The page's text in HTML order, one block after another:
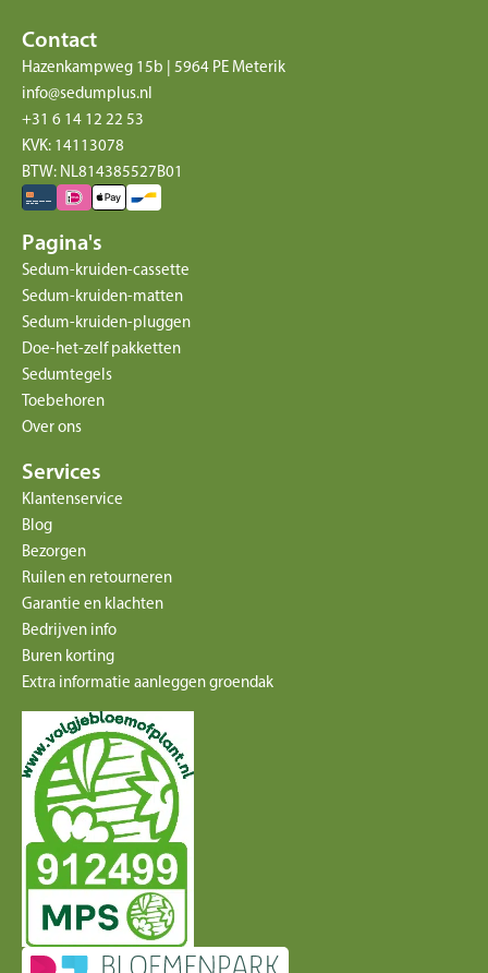
Contact
Hazenkampweg 15b | 5964 PE Meterik
info@sedumplus.nl
+31 6 14 12 22 53
KVK: 14113078
BTW: NL814385527B01
Pagina's
Sedum-kruiden-cassette
Sedum-kruiden-matten
Sedum-kruiden-pluggen
Doe-het-zelf pakketten
Sedumtegels
Toebehoren
Over ons
Services
Klantenservice
Blog
Bezorgen
Ruilen en retourneren
Garantie en klachten
Bedrijven info
Buren korting
Extra informatie aanleggen groendak